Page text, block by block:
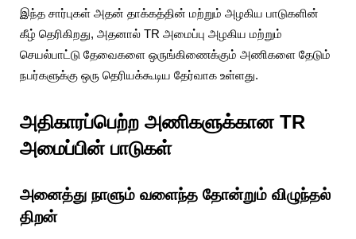
இந்த சார்புகள் அதன் தாக்கத்தின் மற்றும் அழகிய பாடுகளின்
கீழ் தெரிகிறது, அதனால் TR அமைப்பு அழகிய மற்றும்
செயல்பாட்டு தேவைகளை ஒருங்கிணைக்கும் அணிகளை தேடும்
நபர்களுக்கு ஒரு தெரியக்கூடிய தேர்வாக உள்ளது.
அதிகாரப்பெற்ற அணிகளுக்கான TR
அமைப்பின் பாடுகள்
அனைத்து நாளும் வளைந்த தோன்றும் விழுந்தல்
திறன்